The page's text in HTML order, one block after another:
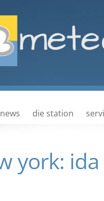
Zum
news die station
york: ida